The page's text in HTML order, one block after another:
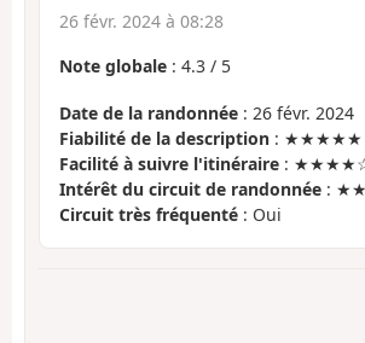
26 févr. 2024 à 08:28
Note globale : 4.3 / 5
Date de la randonnée : 26 févr. 2024
Fiabilité de la description : ★★★★★
Facilité à suivre l'itinéraire :
Intérêt du circuit de randonnée :
Circuit très fréquenté : Oui